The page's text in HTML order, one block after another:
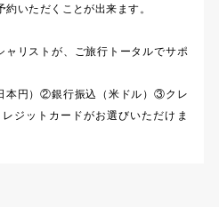
いただくことが出来ます。
ャリストが、ご旅行トータルでサポ
本円）②銀行振込（米ドル）③クレ
ジットカードがお選びいただけま